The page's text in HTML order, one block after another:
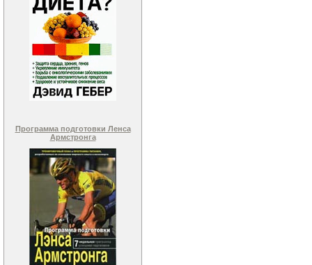
Программа подготовки Ленса
Армстронга